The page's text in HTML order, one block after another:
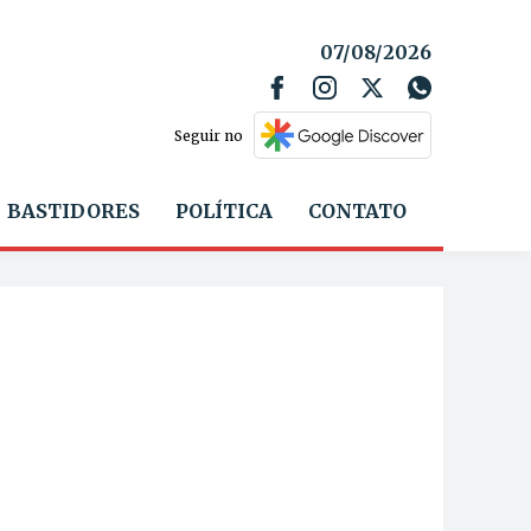
07/08/2026
Seguir no
BASTIDORES POLÍTICA CONTATO